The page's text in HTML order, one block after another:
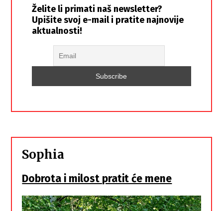
Želite li primati naš newsletter?
Upišite svoj e-mail i pratite najnovije
aktualnosti!
Sophia
Dobrota i milost pratit će mene